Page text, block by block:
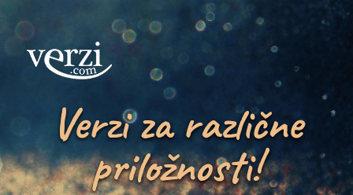
Verzi za različne
priložnosti!